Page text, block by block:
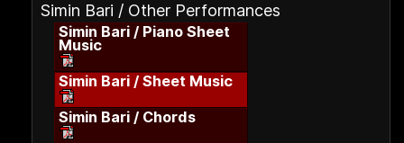
Simin Bari / Other Performances
Simin Bari / Piano Sheet
Music
Simin Bari / Sheet Music
Simin Bari / Chords